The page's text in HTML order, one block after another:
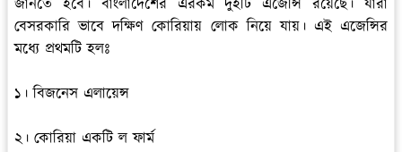
বেসরকারি ভাবে দক্ষিণ কোরিয়ায় লোক নিয়ে যায়। এই এজেন্সির
মধ্যে প্রথমটি হলঃ
১। বিজনেস এলায়েন্স
২। কোরিয়া একটি ল ফার্ম